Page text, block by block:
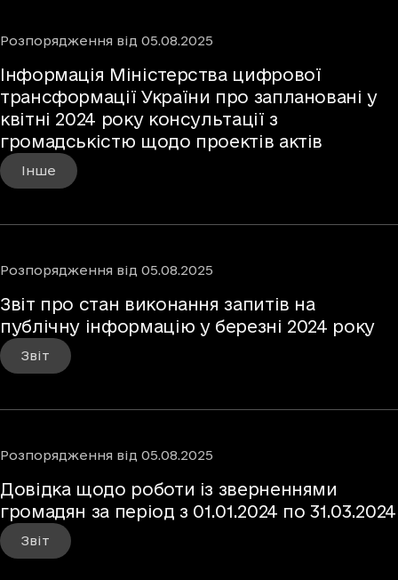
Розпорядження від 05.08.2025
Інформація Міністерства цифрової
трансформації України про заплановані у
квітні 2024 року консультації з
громадськістю щодо проектів актів
Інше
Розпорядження від 05.08.2025
Звіт про стан виконання запитів на
публічну інформацію у березні 2024 року
Звіт
Розпорядження від 05.08.2025
Довідка щодо роботи із зверненнями
громадян за період з 01.01.2024 по 31.03.2024
Звіт